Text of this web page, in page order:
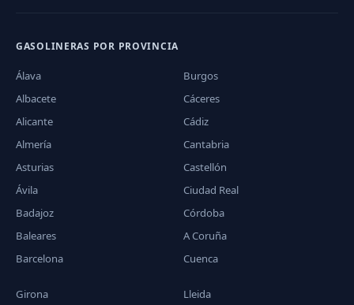
GASOLINERAS POR PROVINCIA
Álava
Albacete
Alicante
Almería
Asturias
Ávila
Badajoz
Baleares
Barcelona
Burgos
Cáceres
Cádiz
Cantabria
Castellón
Ciudad Real
Córdoba
A Coruña
Cuenca
Girona
Lleida